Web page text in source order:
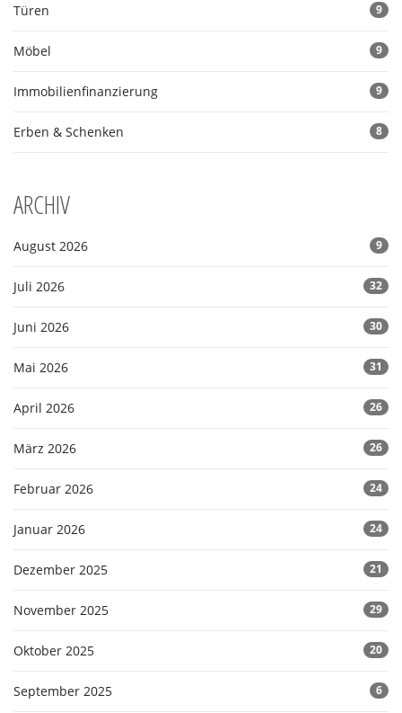
Türen 9
Möbel 9
Immobilienfinanzierung 9
Erben & Schenken 8
ARCHIV
August 2026 9
Juli 2026 32
Juni 2026 30
Mai 2026 31
April 2026 26
März 2026 26
Februar 2026 24
Januar 2026 24
Dezember 2025 21
November 2025 29
Oktober 2025 20
September 2025 6